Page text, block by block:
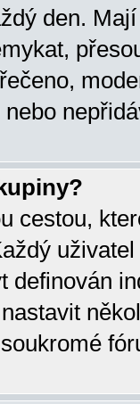
den.
nebo
cestou,
definován